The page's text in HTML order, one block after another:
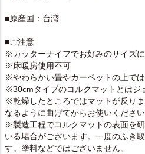
■原産国：台湾
■ご注意
※カッターナイフでお好みのサイズに
※床暖房使用不可
※やわらかい畳やカーペットの上で
※30cmタイプのコルクマットとはジ
※乾燥したところではマットが反り
なるように曲げてからお使いください
※製造工程でコルクマットの表面を
いる場合がございます。一度のふき
す。塗料などではございません。